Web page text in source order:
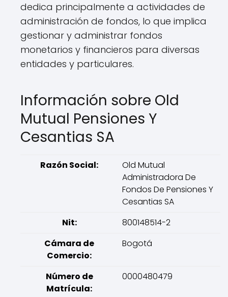
dedica principalmente a actividades de
administración de fondos, lo que implica
gestionar y administrar fondos
monetarios y financieros para diversas
entidades y particulares.
Información sobre Old
Mutual Pensiones Y
Cesantias SA
Razón Social:
Old Mutual
Administradora De
Fondos De Pensiones Y
Cesantias SA
Nit:
800148514-2
Cámara de
Comercio:
Bogotá
Número de
Matrícula:
0000480479